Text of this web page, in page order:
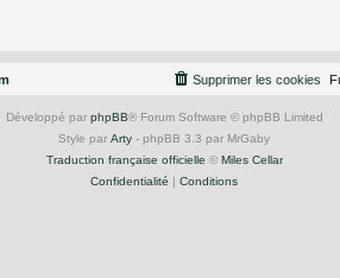
Supprimer les cookies
Développé par phpBB® Forum Software © phpBB Limited
Style par Arty - phpBB 3.3 par MrGaby
Traduction française officielle © Miles Cellar
Confidentialité | Conditions